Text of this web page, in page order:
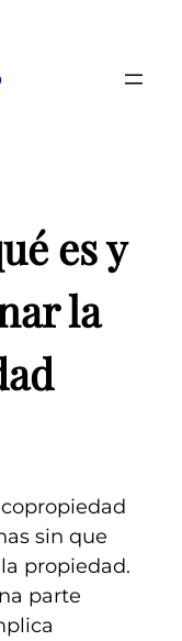
es y
la
sin que
propiedad.
parte